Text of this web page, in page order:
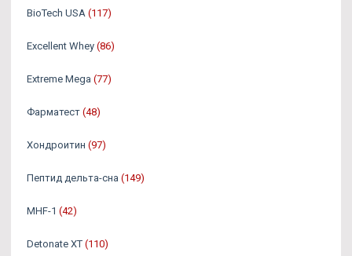
BioTech USA (117)
Excellent Whey (86)
Extreme Mega (77)
Фарматест (48)
Хондроитин (97)
Пептид дельта-сна (149)
MHF-1 (42)
Detonate XT (110)